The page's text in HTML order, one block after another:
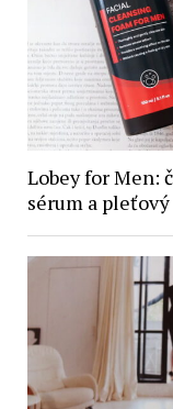
Lobey for Men:
sérum a